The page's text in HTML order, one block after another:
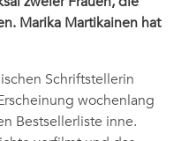
Marika Martikainen hat
Schriftstellerin
wochenlang
Bestsellerliste inne.